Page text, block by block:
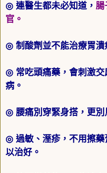
◎ 連醫生都未必知道， 腸
官。
◎ 制酸劑並不能治療胃潰
◎ 常吃頭痛藥，會刺激
病。
◎ 腰痛別穿緊身搭，更別
◎ 過敏、溼疹，不用擦藥
以治好。